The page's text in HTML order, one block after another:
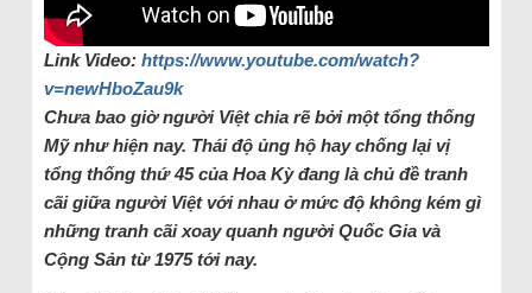
Link Video: https://www.youtube.com/watch?
v=newHboZau9k
Chưa bao giờ người Việt chia rẽ bởi một tổng thống
Mỹ như hiện nay. Thái độ ủng hộ hay chống lại vị
tổng thống thứ 45 của Hoa Kỳ đang là chủ đề tranh
cãi giữa người Việt với nhau ở mức độ không kém gì
những tranh cãi xoay quanh người Quốc Gia và
Cộng Sản từ 1975 tới nay.